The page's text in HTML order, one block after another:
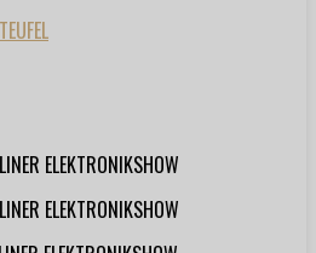
ELEKTRONIKSHOW
ELEKTRONIKSHOW